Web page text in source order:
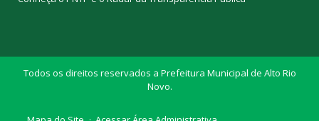
Todos os direitos reservados a Prefeitura Municipal de Alto Rio
Novo.